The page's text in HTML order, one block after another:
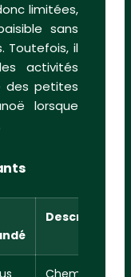
limitées,
sans
Toutefois, il
activités
des petites
lorsque
Description